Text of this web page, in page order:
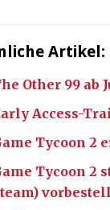
Artikel:
Other 99 ab
Access-
Tycoon 2
Tycoon 2